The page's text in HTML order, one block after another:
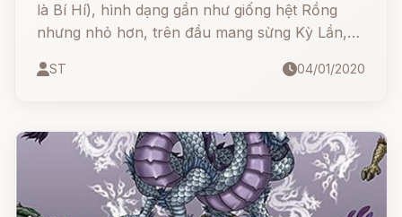
là Bí Hí), hình dạng gần như giống hệt Rồng
nhưng nhỏ hơn, trên đầu mang sừng Kỳ Lần,
ST 04/01/2020